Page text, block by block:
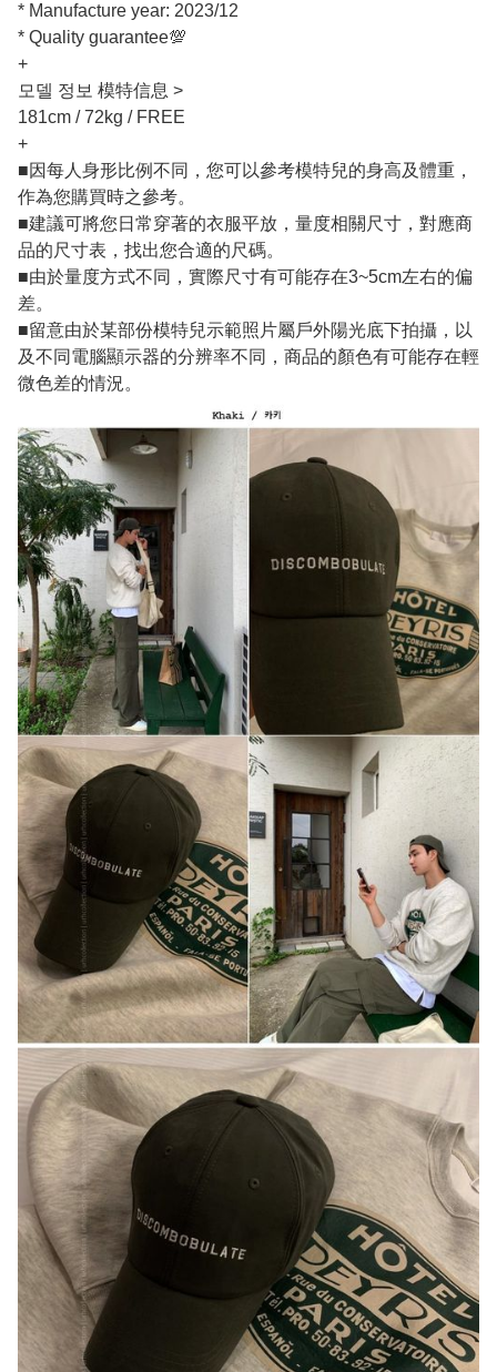
* Manufacture year: 2023/12
* Quality guarantee💯
+
모델 정보 模特信息 >
181cm / 72kg / FREE
+
■因每人身形比例不同，您可以參考模特兒的身高及體重，
作為您購買時之參考。
■建議可將您日常穿著的衣服平放，量度相關尺寸，對應商
品的尺寸表，找出您合適的尺碼。
■由於量度方式不同，實際尺寸有可能存在3~5cm左右的偏
差。
■留意由於某部份模特兒示範照片屬戶外陽光底下拍攝，以
及不同電腦顯示器的分辨率不同，商品的顏色有可能存在輕
微色差的情況。